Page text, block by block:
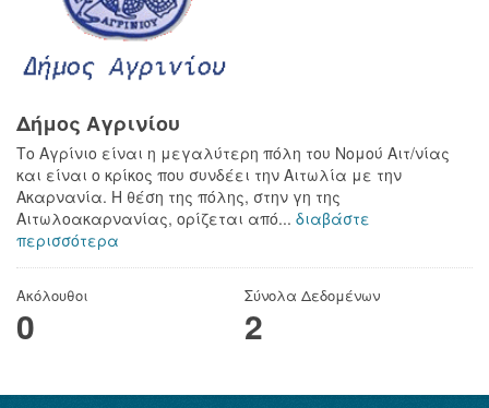
Δήμος Αγρινίου
Το Αγρίνιο είναι η μεγαλύτερη πόλη του Νομού Αιτ/νίας
και είναι ο κρίκος που συνδέει την Αιτωλία με την
Ακαρνανία. Η θέση της πόλης, στην γη της
Αιτωλοακαρνανίας, ορίζεται από... διαβάστε
περισσότερα
Ακόλουθοι
0
Σύνολα Δεδομένων
2